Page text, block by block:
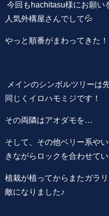
今回もhachitasu様にお願い
人気外構屋さんでして💦
やっと順番がまわってきた
メインのシンボルツリーは
同じくイロハモミジです！
その両隣はアオダモを…
そして、その他ベリー系や
きながらロックを合わせて
植栽が植ってからまたガラ
敵になりました♪